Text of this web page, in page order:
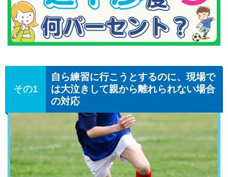
自ら練習に行こうとするのに、現場で
は大泣きして親から離れられない場合
の対応